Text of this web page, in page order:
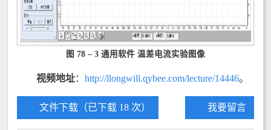
图 78 – 3 通用软件 温差电流实验图像
视频地址： http://llongwill.qybee.com/lecture/14446。
文件下载（已下载 18 次） 我要留言